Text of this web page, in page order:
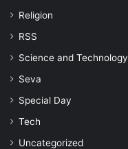
Religion
RSS
Science and Technology
Seva
Special Day
Tech
Uncategorized